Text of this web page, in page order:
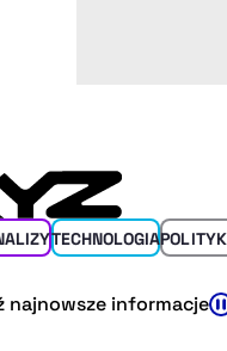
TECHNOLOGIA
najnowsze informacje